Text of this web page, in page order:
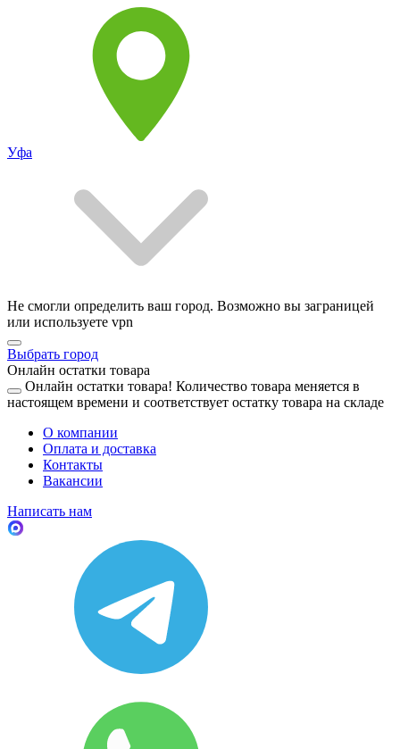
Уфа
Не смогли определить ваш город. Возможно вы заграницей
или используете vpn
Выбрать город
Онлайн остатки товара
Онлайн остатки товара! Количество товара меняется в
настоящем времени и соответствует остатку товара на складе
О компании
Оплата и доставка
Контакты
Вакансии
Написать нам